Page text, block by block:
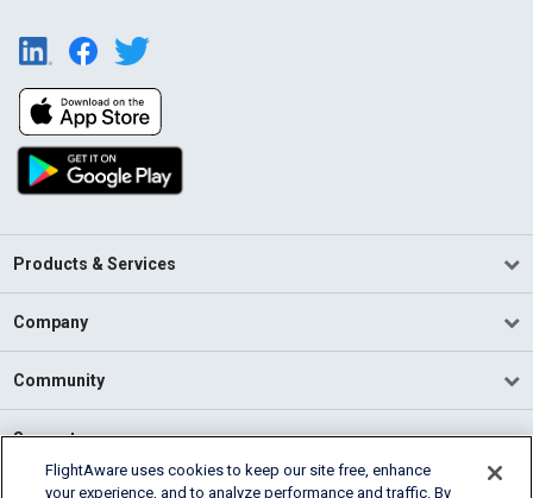
Products & Services
Company
Community
Support
FlightAware uses cookies to keep our site free, enhance
your experience, and to analyze performance and traffic. By